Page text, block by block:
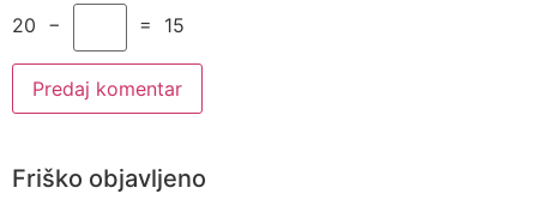
20 −
= 15
Friško objavljeno